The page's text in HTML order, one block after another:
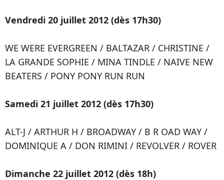
Vendredi 20 juillet 2012 (dès 17h30)
WE WERE EVERGREEN / BALTAZAR / CHRISTINE /
LA GRANDE SOPHIE / MINA TINDLE / NAIVE NEW
BEATERS / PONY PONY RUN RUN
Samedi 21 juillet 2012 (dès 17h30)
ALT-J / ARTHUR H / BROADWAY / B R OAD WAY /
DOMINIQUE A / DON RIMINI / REVOLVER / ROVER
Dimanche 22 juillet 2012 (dès 18h)